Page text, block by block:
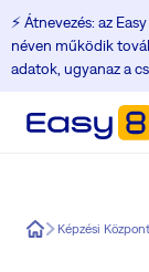
⚡️ Átnevezés: az
néven működik
adatok, ugyanaz a
Easy8